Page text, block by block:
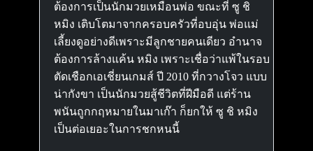
ต้องการเป็นนักมวยเหมือนพ่อ ขณะที่ ซู ชิ
หมิง เติบโตมาจากครอบครัวที่อบอุ่น พ่อแม่
เลี้ยงดูอย่างดีเพราะมีลูกชายคนเดียว อำนาจ
ต้องการล้างแค้น หมิง เพราะเชื่อว่าแพ้ในรอบ
ตัดเชือกเอเชี่ยนเกมส์ ปี 2010 ที่กวางโจว แบบ
น่ากังขา เป็นนักมวยสู้ชีวิตที่ฝีมือดี แต่ร้าน
พนันถูกกฤหมายในมาเก๊า ก็ยกให้ ซู ชิ หมิง
เป็นต่อเยอะในการชกหนนี้